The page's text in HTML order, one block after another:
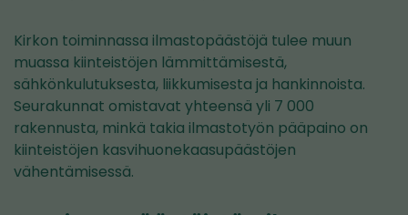
Kirkon toiminnassa ilmastopäästöjä tulee muun
muassa kiinteistöjen lämmittämisestä,
sähkönkulutuksesta, liikkumisesta ja hankinnoista.
Seurakunnat omistavat yhteensä yli 7 000
rakennusta, minkä takia ilmastotyön pääpaino on
kiinteistöjen kasvihuonekaasupäästöjen
vähentämisessä.